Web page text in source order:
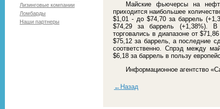
Лизинговые компании
Ломбарды
Наши партнеры
Майские фьючерсы на
приходится наибольшее
$1,01 - до $74,70 за баррель
$74,29 за баррель (+1,38%).
торговались в диапазоне от
$75,12 за баррель, а последние
соответственно. Спрэд между
$6,18 за баррель в пользу
Информационное агентство
←Назад